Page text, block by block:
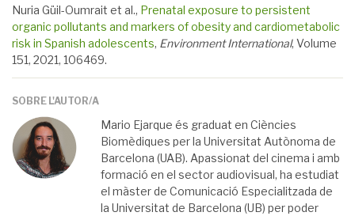
Nuria Güil-Oumrait et al., Prenatal exposure to persistent
organic pollutants and markers of obesity and cardiometabolic
risk in Spanish adolescents, Environment International, Volume
151, 2021, 106469.
SOBRE L'AUTOR/A
Mario Ejarque és graduat en Ciències
Biomèdiques per la Universitat Autònoma de
Barcelona (UAB). Apassionat del cinema i amb
formació en el sector audiovisual, ha estudiat
el màster de Comunicació Especialitzada de
la Universitat de Barcelona (UB) per poder